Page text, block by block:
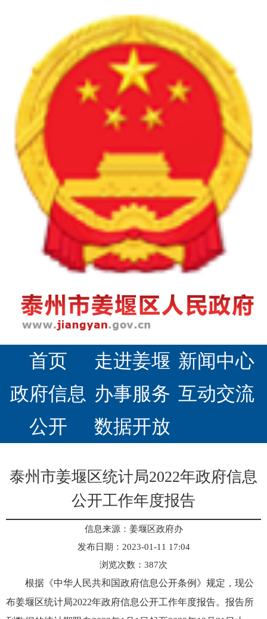
首页 走进姜堰 新闻中心
政府信息
公开
办事服务 互动交流
数据开放
泰州市姜堰区统计局2022年政府信息
公开工作年度报告
信息来源：姜堰区政府办
发布日期：2023-01-11 17:04
浏览次数： 387次
根据《中华人民共和国政府信息公开条例》规定，现公
布姜堰区统计局2022年政府信息公开工作年度报告。报告所